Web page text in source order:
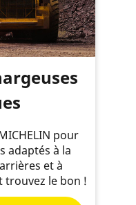
pour
adaptés à la
et à
trouvez le bon !